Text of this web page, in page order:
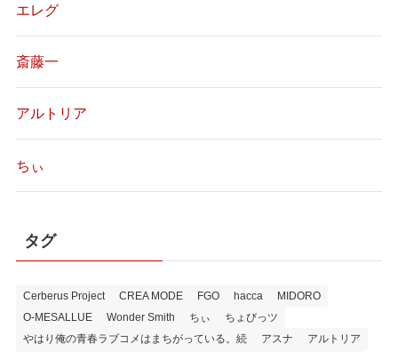
エレグ
斎藤一
アルトリア
ちぃ
タグ
Cerberus Project CREA MODE FGO hacca
MIDORO
O-MESALLUE
Wonder Smith ちぃ
ちょびっツ
やはり俺の青春ラブコメはまちがっている。続
アスナ
アルトリア